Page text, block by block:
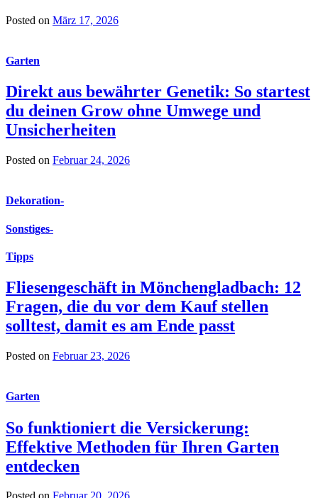
Posted on März 17, 2026
Garten
Direkt aus bewährter Genetik: So startest
du deinen Grow ohne Umwege und
Unsicherheiten
Posted on Februar 24, 2026
Dekoration-
Sonstiges-
Tipps
Fliesengeschäft in Mönchengladbach: 12
Fragen, die du vor dem Kauf stellen
solltest, damit es am Ende passt
Posted on Februar 23, 2026
Garten
So funktioniert die Versickerung:
Effektive Methoden für Ihren Garten
entdecken